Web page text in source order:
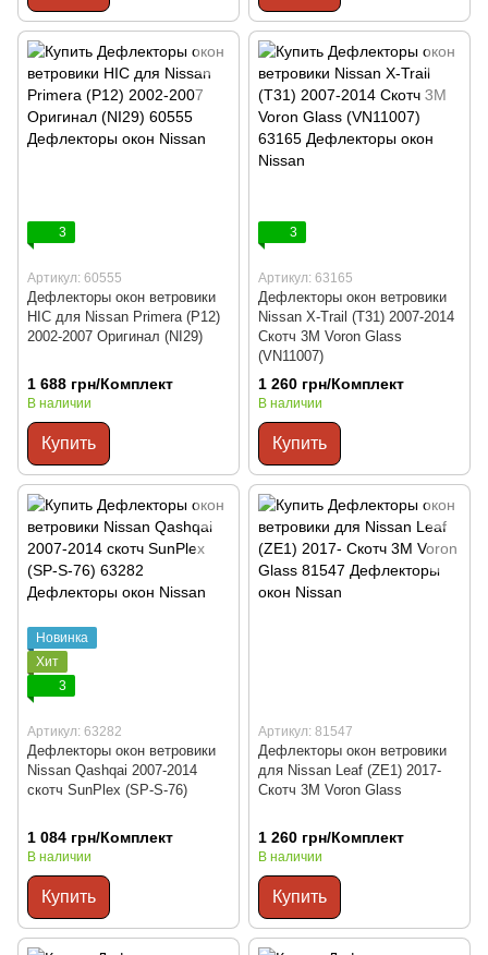
3
Артикул: 60555
Дефлекторы окон ветровики
HIC для Nissan Primera (P12)
2002-2007 Оригинал (NI29)
1 688 грн/Комплект
В наличии
Купить
3
Артикул: 63165
Дефлекторы окон ветровики
Nissan X-Trail (T31) 2007-2014
Скотч 3M Voron Glass
(VN11007)
1 260 грн/Комплект
В наличии
Купить
Новинка
Хит
3
Артикул: 63282
Дефлекторы окон ветровики
Nissan Qashqai 2007-2014
скотч SunPlex (SP-S-76)
1 084 грн/Комплект
В наличии
Купить
Артикул: 81547
Дефлекторы окон ветровики
для Nissan Leaf (ZE1) 2017-
Скотч 3M Voron Glass
1 260 грн/Комплект
В наличии
Купить